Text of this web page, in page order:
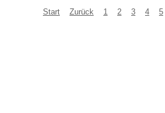
Start Zurück 1 2 3 4 5